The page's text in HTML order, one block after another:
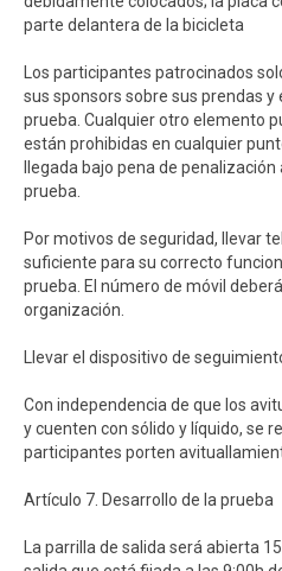
parte delantera de la bicicleta
Los participantes patrocinados
sus sponsors sobre sus prendas
prueba. Cualquier otro elemento
están prohibidas en cualquier
llegada bajo pena de
prueba.
Por motivos de seguridad, llevar
suficiente para su correcto
prueba. El número de móvil
organización.
Llevar el dispositivo de
Con independencia de que los
y cuenten con sólido y líquido, se
participantes porten
Artículo 7. Desarrollo de la prueba
La parrilla de salida será abierta